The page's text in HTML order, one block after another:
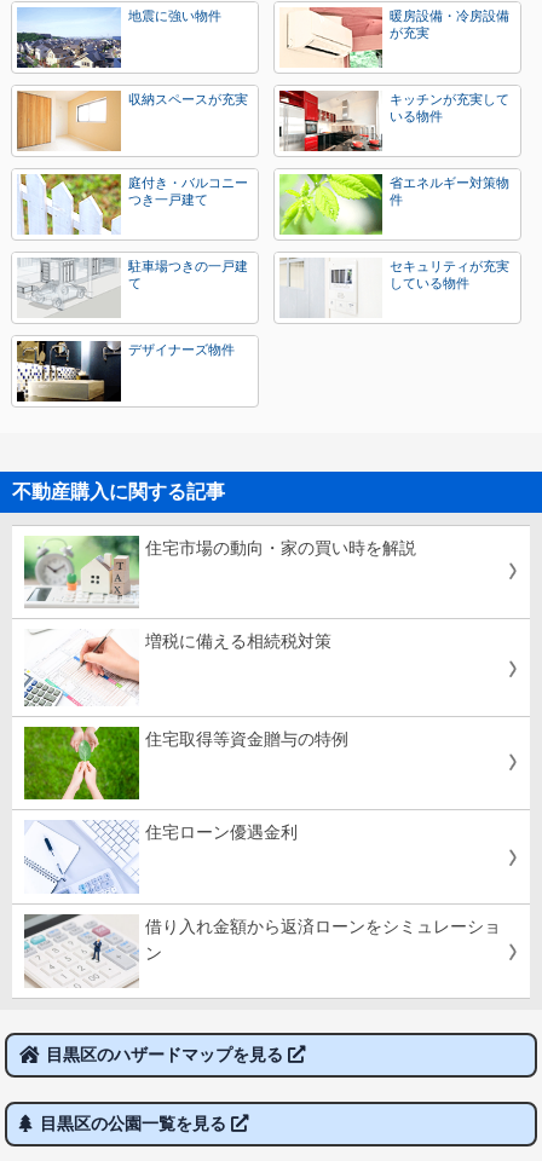
地震に強い物件
暖房設備・冷房設備
が充実
収納スペースが充実
キッチンが充実して
いる物件
庭付き・バルコニー
つき一戸建て
省エネルギー対策物
件
駐車場つきの一戸建
て
セキュリティが充実
している物件
デザイナーズ物件
不動産購入に関する記事
住宅市場の動向・家の買い時を解説
増税に備える相続税対策
住宅取得等資金贈与の特例
住宅ローン優遇金利
借り入れ金額から返済ローンをシミュレーショ
ン
目黒区のハザードマップを見る
目黒区の公園一覧を見る